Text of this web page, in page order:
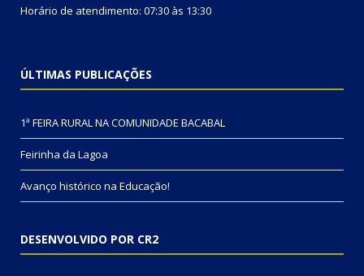
Horário de atendimento: 07:30 às 13:30
ÚLTIMAS PUBLICAÇÕES
1ª FEIRA RURAL NA COMUNIDADE BACABAL
Feirinha da Lagoa
Avanço histórico na Educação!
DESENVOLVIDO POR CR2